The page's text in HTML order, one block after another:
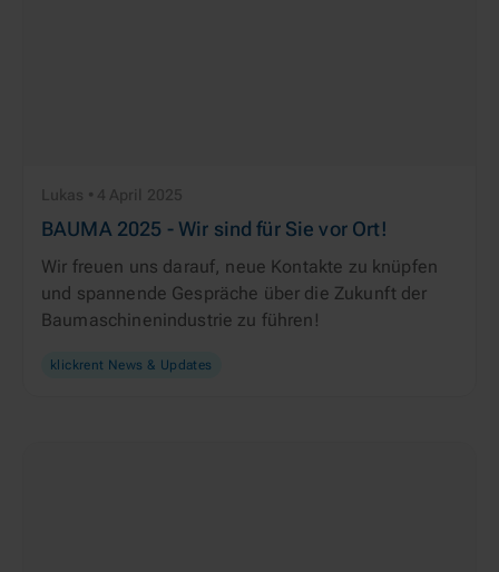
Lukas • 4 April 2025
BAUMA 2025 - Wir sind für Sie vor Ort!
Wir freuen uns darauf, neue Kontakte zu knüpfen
und spannende Gespräche über die Zukunft der
Baumaschinenindustrie zu führen!
klickrent News & Updates